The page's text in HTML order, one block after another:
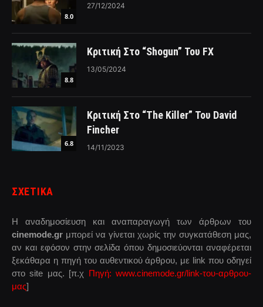
8.0
27/12/2024
8.8
Κριτική Στο “Shogun” Του FX
13/05/2024
6.8
Κριτική Στο “The Killer” Του David
Fincher
14/11/2023
ΣΧΕΤΙΚΑ
Η αναδημοσίευση και αναπαραγωγή των άρθρων του
cinemode.gr μπορεί να γίνεται χωρίς την συγκατάθεση μας,
αν και εφόσον στην σελίδα όπου δημοσιεύονται αναφέρεται
ξεκάθαρα η πηγή του αυθεντικού άρθρου, με link που οδηγεί
στο site μας. [π.χ Πηγή: www.cinemode.gr/link-του-αρθρου-
μας]